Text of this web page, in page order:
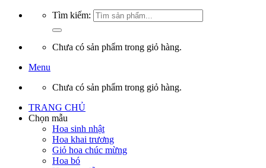
Tìm kiếm:
Chưa có sản phẩm trong giỏ hàng.
Menu
Chưa có sản phẩm trong giỏ hàng.
TRANG CHỦ
Chọn mẫu
Hoa sinh nhật
Hoa khai trương
Giỏ hoa chúc mừng
Hoa bó